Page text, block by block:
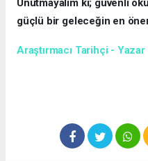
Unutmayalım ki; güvenli
güçlü bir geleceğin en
Araştırmacı Tarihçi -